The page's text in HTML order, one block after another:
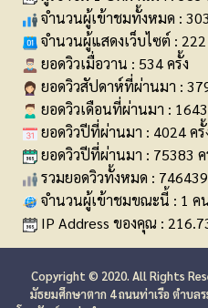
จำนวนผู้เข้าชมทั้งหมด :
จำนวนผู้แสดงเว็บไซต์ : 222
ยอดวิวเมื่อวาน : 534 ครั้ง
ยอดวิวสัปดาห์ที่ผ่านมา :
ยอดวิวเดือนที่ผ่านมา :
ยอดวิวปีที่ผ่านมา : 4024 ครั้
ยอดวิวปีที่ผ่านมา : 75383 ค
รวมยอดวิวทั้งหมด :
จำนวนผู้เข้าชมขณะนี้ : 1 ค
IP Address ของคุณ :
Copyright © 2020. All Rights
มัธยมศึกษาตาก 4 ถนนท่าเรือ ตำบลร